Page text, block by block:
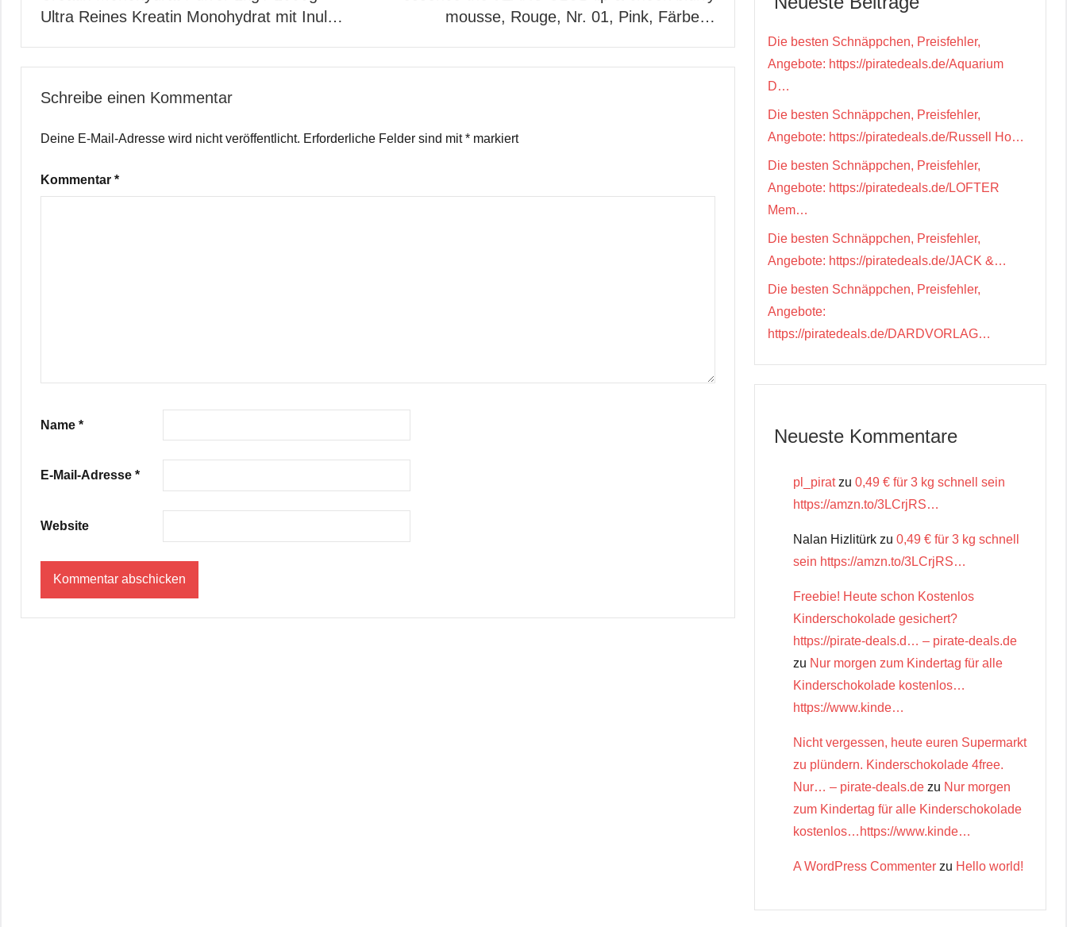
Ultra Reines Kreatin Monohydrat mit Inul…
mousse, Rouge, Nr. 01, Pink, Färbe…
Schreibe einen Kommentar
Deine E-Mail-Adresse wird nicht veröffentlicht. Erforderliche Felder sind mit* markiert
Kommentar *
Name *
E-Mail-Adresse *
Website
Die besten Schnäppchen, Preisfehler,
Angebote: https://piratedeals.de/Aquarium
D…
Die besten Schnäppchen, Preisfehler,
Angebote: https://piratedeals.de/Russell Ho…
Die besten Schnäppchen, Preisfehler,
Angebote: https://piratedeals.de/LOFTER
Mem…
Die besten Schnäppchen, Preisfehler,
Angebote: https://piratedeals.de/JACK &…
Die besten Schnäppchen, Preisfehler,
Angebote:
https://piratedeals.de/DARDVORLAG…
Neueste Kommentare
pl_piratzu 0,49 € für 3 kg schnell sein
https://amzn.to/3LCrjRS…
Nalan Hizlitürk zu 0,49 € für 3 kg schnell
sein https://amzn.to/3LCrjRS…
Freebie! Heute schon Kostenlos
Kinderschokolade gesichert?
https://pirate-deals.d… – pirate-deals.de
zu Nur morgen zum Kindertag für alle
Kinderschokolade kostenlos…
https://www.kinde…
Nicht vergessen, heute euren Supermarkt
zu plündern. Kinderschokolade 4free.
Nur… – pirate-deals.de zu Nur morgen
zum Kindertag für alle Kinderschokolade
kostenlos…https://www.kinde…
A WordPress Commenter zu Hello world!